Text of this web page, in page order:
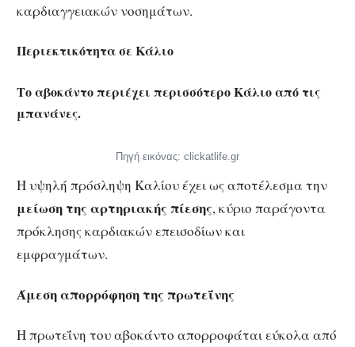
καρδιαγγειακών νοσημάτων.
Περιεκτικότητα σε Κάλιο
Το αβοκάντο περιέχει περισσότερο Κάλιο από τις
μπανάνες.
Πηγή εικόνας: clickatlife.gr
Η υψηλή πρόσληψη Καλίου έχει ως αποτέλεσμα την
μείωση της αρτηριακής πίεσης, κύριο παράγοντα
πρόκλησης καρδιακών επεισοδίων και
εμφραγμάτων.
Άμεση απορρόφηση της πρωτεΐνης
Η πρωτεΐνη του αβοκάντο απορροφάται εύκολα από